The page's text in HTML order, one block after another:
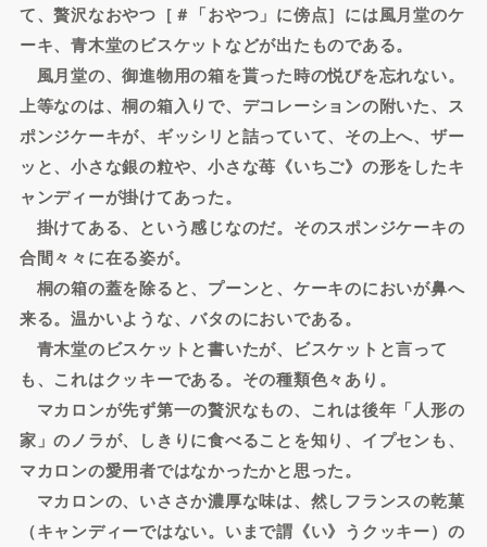
て、贅沢なおやつ［＃「おやつ」に傍点］には風月堂のケ
ーキ、青木堂のビスケットなどが出たものである。
風月堂の、御進物用の箱を貰った時の悦びを忘れない。
上等なのは、桐の箱入りで、デコレーションの附いた、ス
ポンジケーキが、ギッシリと詰っていて、その上へ、ザー
ッと、小さな銀の粒や、小さな苺《いちご》の形をしたキ
ャンディーが掛けてあった。
掛けてある、という感じなのだ。そのスポンジケーキの
合間々々に在る姿が。
桐の箱の蓋を除ると、プーンと、ケーキのにおいが鼻へ
来る。温かいような、バタのにおいである。
青木堂のビスケットと書いたが、ビスケットと言って
も、これはクッキーである。その種類色々あり。
マカロンが先ず第一の贅沢なもの、これは後年「人形の
家」のノラが、しきりに食べることを知り、イプセンも、
マカロンの愛用者ではなかったかと思った。
マカロンの、いささか濃厚な味は、然しフランスの乾菓
（キャンディーではない。いまで謂《い》うクッキー）の